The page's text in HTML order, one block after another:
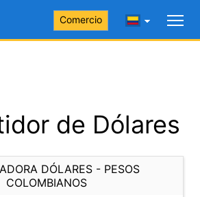
Comercio
de Dólares
DÓLARES - PESOS
COLOMBIANOS